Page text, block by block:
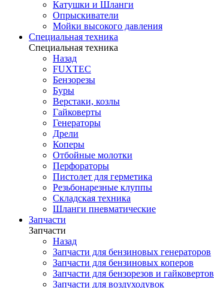
Катушки и Шланги
Опрыскиватели
Мойки высокого давления
Специальная техника
Специальная техника
Назад
FUXTEC
Бензорезы
Буры
Верстаки, козлы
Гайковерты
Генераторы
Дрели
Коперы
Отбойные молотки
Перфораторы
Пистолет для герметика
Резьбонарезные клуппы
Складская техника
Шланги пневматические
Запчасти
Запчасти
Назад
Запчасти для бензиновых генераторов
Запчасти для бензиновых коперов
Запчасти для бензорезов и гайковертов
Запчасти для воздуходувок